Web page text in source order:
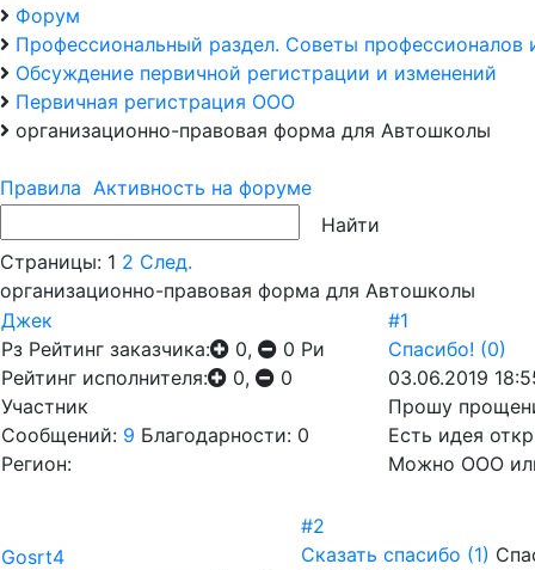
Форум
Профессиональный раздел. Советы
Обсуждение первичной регистрации и изменений
Первичная регистрация ООО
организационно-правовая форма для Автошколы
Правила Активность на форуме
Страницы: 1 2 След.
организационно-правовая форма для Автошколы
Джек
Рз Рейтинг заказчика: 0, 0 Ри
Рейтинг исполнителя:
0,
0
Участник
Сообщений: 9 Благодарности: 0
Регион:
#1
Спасибо! (0)
03.06.2019
Прошу
Есть идея
Можно ООО
Gosrt4
#2
Сказать спасибо (1)